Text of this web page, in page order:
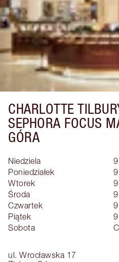
CHARLOTTE
SEPHORA FOCUS
GÓRA
ul. Wrocławska 17
Niedziela
Poniedziałek
Wtorek
Środa
Czwartek
Piątek
Sobota